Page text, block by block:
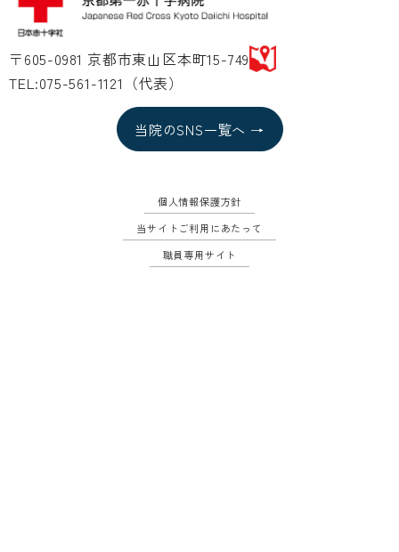
〒605-0981 京都市東山区本町15-749
TEL:075-561-1121（代表）
当院のSNS一覧へ →
個人情報保護方針
当サイトご利用にあたって
職員専用サイト